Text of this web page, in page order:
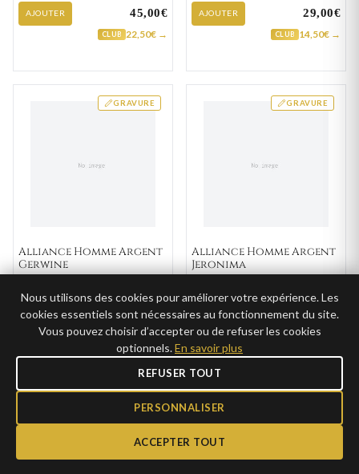
AJOUTER 45,00€
CLUB 22,50€ →
AJOUTER 29,00€
CLUB 14,50€ →
GRAVURE
Alliance Homme Argent
Gerwine
CLUB 19,50€ →
GRAVURE
Alliance Homme Argent
Jeronima
19,50€ →
GRAVURE
Nous utilisons des cookies pour améliorer votre expérience. Les
cookies essentiels sont nécessaires au fonctionnement du site.
Vous pouvez choisir d’accepter ou de refuser les cookies
optionnels.En savoir plus
REFUSER TOUT
PERSONNALISER
ACCEPTER TOUT